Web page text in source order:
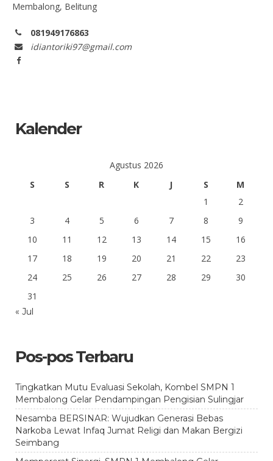
Membalong, Belitung
081949176863
idiantoriki97@gmail.com
Kalender
Agustus 2026
S
S R K J S
M
1
2
3
4 5 6 7 8
9
10
11 12 13 14 15
16
17
18 19 20 21 22
23
24
25 26 27 28 29
30
31
« Jul
Pos-pos Terbaru
Tingkatkan Mutu Evaluasi Sekolah, Kombel SMPN 1
Membalong Gelar Pendampingan Pengisian Sulingjar
Nesamba BERSINAR: Wujudkan Generasi Bebas
Narkoba Lewat Infaq Jumat Religi dan Makan Bergizi
Seimbang